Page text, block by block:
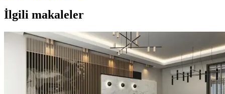
İlgili makaleler